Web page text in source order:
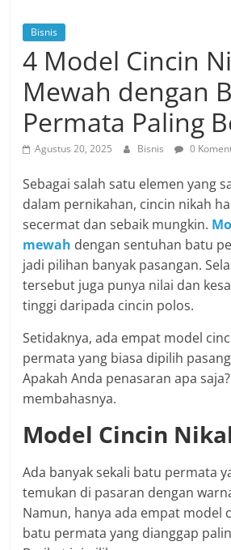
Bisnis
4 Model Cincin
Mewah dengan
Permata Paling
Agustus 20, 2025 Bisnis 0
Sebagai salah satu elemen yang
dalam pernikahan, cincin nikah
secermat dan sebaik mungkin.
mewah dengan sentuhan batu
jadi pilihan banyak pasangan.
tersebut juga punya nilai dan
tinggi daripada cincin polos.
Setidaknya, ada empat model
permata yang biasa dipilih
Apakah Anda penasaran apa
membahasnya.
Model Cincin
Ada banyak sekali batu permata
temukan di pasaran dengan
Namun, hanya ada empat model
batu permata yang dianggap